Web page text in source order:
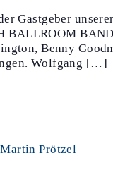
Gastgeber unserer
BALLROOM
Benny
Wolfgang […]
Prötzel